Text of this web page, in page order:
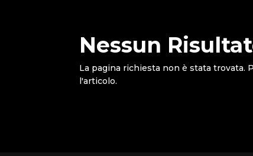
Nessun
La pagina richiesta non è stata trovata.
l'articolo.